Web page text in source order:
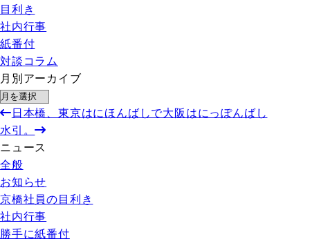
目利き
社内行事
紙番付
対談コラム
月別アーカイブ
日本橋、東京はにほんばしで大阪はにっぽんばし
水引。
ニュース
全般
お知らせ
京橋社員の目利き
社内行事
勝手に紙番付